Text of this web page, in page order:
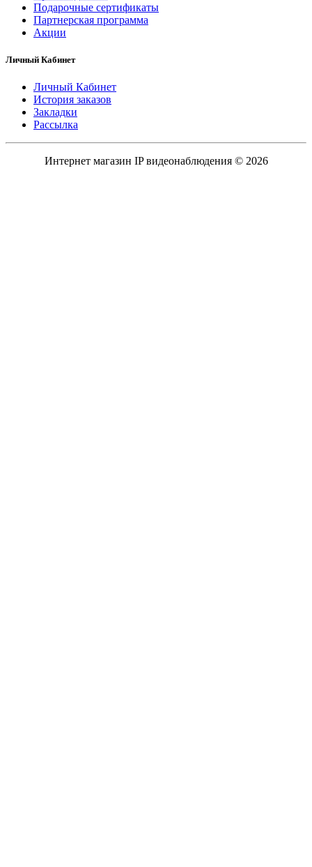
Подарочные сертификаты
Партнерская программа
Акции
Личный Кабинет
Личный Кабинет
История заказов
Закладки
Рассылка
Интернет магазин IP видеонаблюдения © 2026